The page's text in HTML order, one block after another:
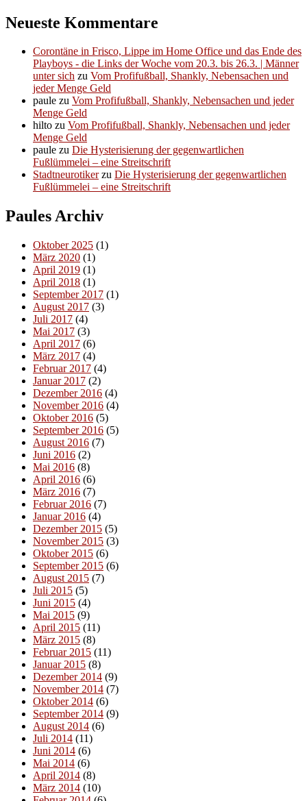
Neueste Kommentare
Corontäne in Frisco, Lippe im Home Office und das Ende des
Playboys - die Links der Woche vom 20.3. bis 26.3. | Männer
unter sich zu Vom Profifußball, Shankly, Nebensachen und
jeder Menge Geld
paule zu Vom Profifußball, Shankly, Nebensachen und jeder
Menge Geld
hilto zu Vom Profifußball, Shankly, Nebensachen und jeder
Menge Geld
paule zu Die Hysterisierung der gegenwartlichen
Fußlümmelei – eine Streitschrift
Stadtneurotikerzu Die Hysterisierung der gegenwartlichen
Fußlümmelei – eine Streitschrift
Paules Archiv
Oktober 2025 (1)
März 2020 (1)
April 2019 (1)
April 2018 (1)
September 2017 (1)
August 2017 (3)
Juli 2017 (4)
Mai 2017 (3)
April 2017 (6)
März 2017 (4)
Februar 2017 (4)
Januar 2017 (2)
Dezember 2016 (4)
November 2016 (4)
Oktober 2016 (5)
September 2016 (5)
August 2016 (7)
Juni 2016 (2)
Mai 2016 (8)
April 2016 (6)
März 2016 (7)
Februar 2016 (7)
Januar 2016 (4)
Dezember 2015 (5)
November 2015 (3)
Oktober 2015 (6)
September 2015 (6)
August 2015 (7)
Juli 2015 (5)
Juni 2015 (4)
Mai 2015 (9)
April 2015 (11)
März 2015 (8)
Februar 2015 (11)
Januar 2015 (8)
Dezember 2014 (9)
November 2014 (7)
Oktober 2014 (6)
September 2014 (9)
August 2014 (6)
Juli 2014 (11)
Juni 2014 (6)
Mai 2014 (6)
April 2014 (8)
März 2014 (10)